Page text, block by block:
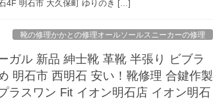
4F 明石市 大久保町 ゆりのき […]
靴の修理かかとの修理オールソールスニーカーの修理
ガル 新品 紳士靴 革靴 半張り ビブラ
明石市 西明石 安い！靴修理 合鍵作製
ラスワン Fit イオン明石店 イオン明石